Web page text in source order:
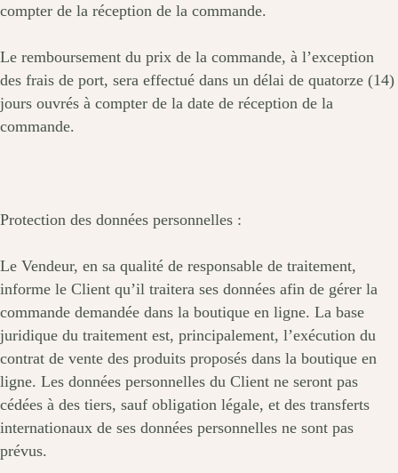
compter de la réception de la commande.
Le remboursement du prix de la commande, à l’exception
des frais de port, sera effectué dans un délai de quatorze (14)
jours ouvrés à compter de la date de réception de la
commande.
Protection des données personnelles :
Le Vendeur, en sa qualité de responsable de traitement,
informe le Client qu’il traitera ses données afin de gérer la
commande demandée dans la boutique en ligne. La base
juridique du traitement est, principalement, l’exécution du
contrat de vente des produits proposés dans la boutique en
ligne. Les données personnelles du Client ne seront pas
cédées à des tiers, sauf obligation légale, et des transferts
internationaux de ses données personnelles ne sont pas
prévus.